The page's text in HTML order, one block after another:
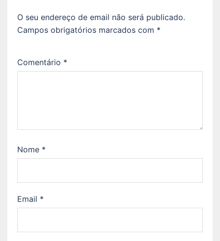
O seu endereço de email não será publicado.
Campos obrigatórios marcados com *
Comentário *
Nome *
Email *